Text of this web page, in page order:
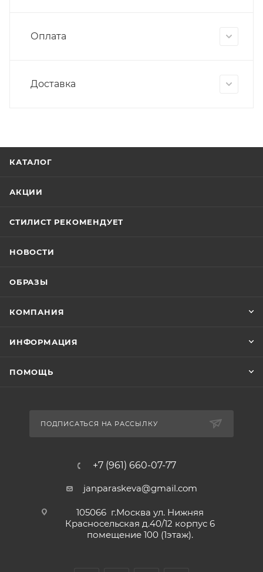
Оплата
Доставка
КАТАЛОГ
АКЦИИ
СТИЛИСТ РЕКОМЕНДУЕТ
НОВОСТИ
ОБРАЗЫ
КОМПАНИЯ
ИНФОРМАЦИЯ
ПОМОЩЬ
ПОДПИСАТЬСЯ НА РАССЫЛКУ
+7 (961) 660-07-77
janparaskeva@gmail.com
105066 г.Москва ул. Нижняя
Красносельская д.40/12 корпус 6
помещение 100 (1этаж).